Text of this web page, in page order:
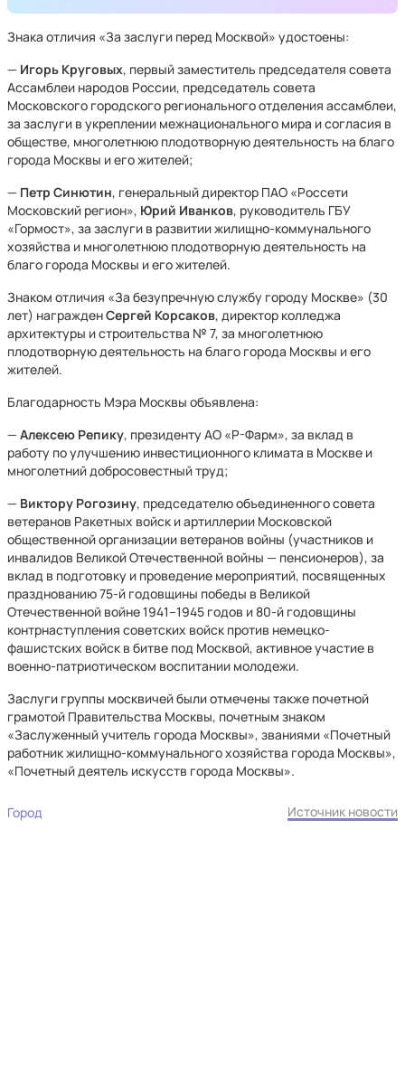
Знака отличия «За заслуги перед Москвой» удостоены:
— Игорь Круговых, первый заместитель председателя совета
Ассамблеи народов России, председатель совета
Московского городского регионального отделения ассамблеи,
за заслуги в укреплении межнационального мира и согласия в
обществе, многолетнюю плодотворную деятельность на благо
города Москвы и его жителей;
— Петр Синютин, генеральный директор ПАО «Россети
Московский регион», Юрий Иванков, руководитель ГБУ
«Гормост», за заслуги в развитии жилищно-коммунального
хозяйства и многолетнюю плодотворную деятельность на
благо города Москвы и его жителей.
Знаком отличия «За безупречную службу городу Москве» (30
лет) награжденСергей Корсаков, директор колледжа
архитектуры и строительства № 7, за многолетнюю
плодотворную деятельность на благо города Москвы и его
жителей.
Благодарность Мэра Москвы объявлена:
— Алексею Репику, президенту АО «Р-Фарм», за вклад в
работу по улучшению инвестиционного климата в Москве и
многолетний добросовестный труд;
— Виктору Рогозину, председателю объединенного совета
ветеранов Ракетных войск и артиллерии Московской
общественной организации ветеранов войны (участников и
инвалидов Великой Отечественной войны — пенсионеров), за
вклад в подготовку и проведение мероприятий, посвященных
празднованию 75-й годовщины победы в Великой
Отечественной войне 1941–1945 годов и 80-й годовщины
контрнаступления советских войск против немецко-
фашистских войск в битве под Москвой, активное участие в
военно-патриотическом воспитании молодежи.
Заслуги группы москвичей были отмечены также почетной
грамотой Правительства Москвы, почетным знаком
«Заслуженный учитель города Москвы», званиями «Почетный
работник жилищно-коммунального хозяйства города Москвы»,
«Почетный деятель искусств города Москвы».
Город Источник новости